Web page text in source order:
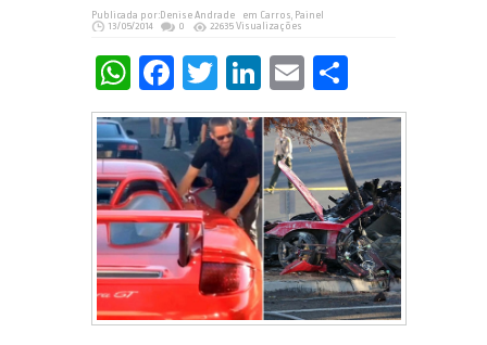
Publicada por: Denise Andrade em Carros, Painel
13/05/2014
0 22635 Visualizações
WhatsApp
Facebook
Twitter
LinkedIn
Email